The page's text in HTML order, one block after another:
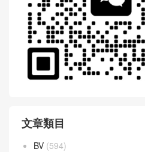
文章類目
BV (594)